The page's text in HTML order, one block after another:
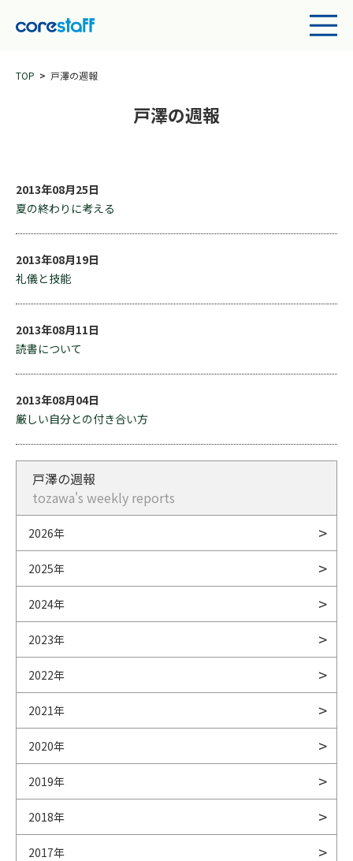
TOP 戸澤の週報
戸澤の週報
2013年08月25日
夏の終わりに考える
2013年08月19日
礼儀と技能
2013年08月11日
読書について
2013年08月04日
厳しい自分との付き合い方
戸澤の週報
tozawa's weekly reports
2026年
2025年
2024年
2023年
2022年
2021年
2020年
2019年
2018年
2017年